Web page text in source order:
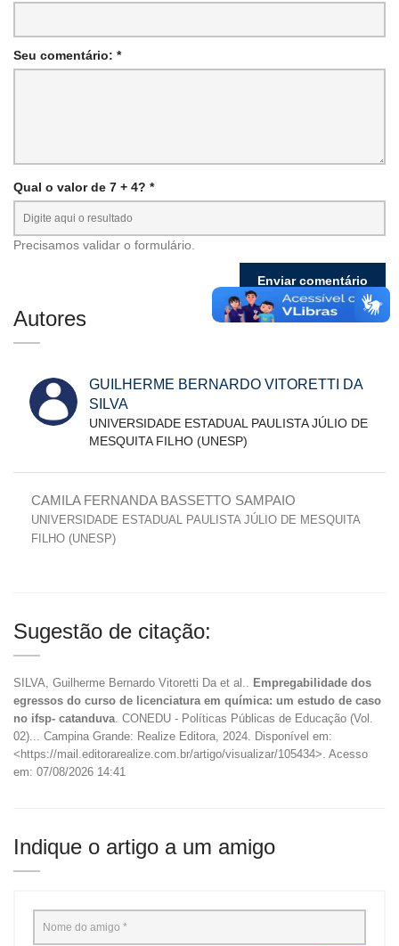
Seu comentário: *
Qual o valor de 7 + 4? *
Precisamos validar o formulário.
Autores
GUILHERME BERNARDO VITORETTI DA
SILVA
UNIVERSIDADE ESTADUAL PAULISTA JÚLIO DE
MESQUITA FILHO (UNESP)
CAMILA FERNANDA BASSETTO SAMPAIO
UNIVERSIDADE ESTADUAL PAULISTA JÚLIO DE MESQUITA
FILHO (UNESP)
Sugestão de citação:
SILVA, Guilherme Bernardo Vitoretti Da et al..
Empregabilidade dos
egressos do curso de licenciatura em química: um estudo de caso
no ifsp- catanduva . CONEDU - Políticas Públicas de Educação (Vol.
02)... Campina Grande: Realize Editora, 2024. Disponível em:
<https://mail.editorarealize.com.br/artigo/visualizar/105434>. Acesso
em: 07/08/2026 14:41
Indique o artigo a um amigo